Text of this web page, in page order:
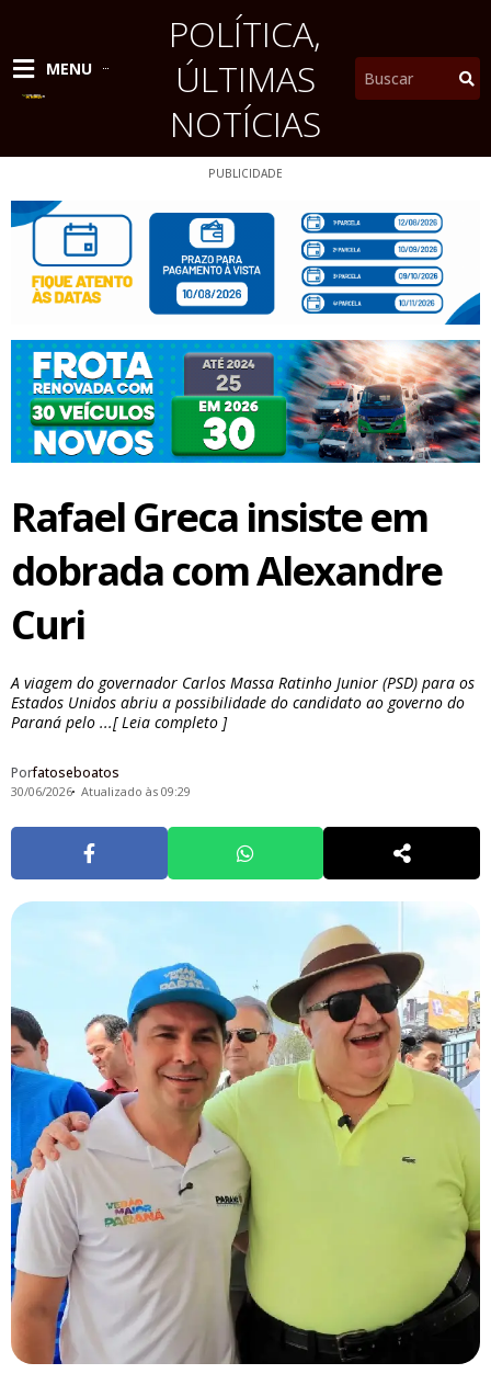
conteúdo
MENU
POLÍTICA,
ÚLTIMAS
NOTÍCIAS
Pesquisar
PUBLICIDADE
Rafael Greca insiste em
dobrada com Alexandre
Curi
A viagem do governador Carlos Massa Ratinho Junior (PSD) para os
Estados Unidos abriu a possibilidade do candidato ao governo do
Paraná pelo ...[ Leia completo ]
Porfatoseboatos
30/06/2026 Atualizado às 09:29